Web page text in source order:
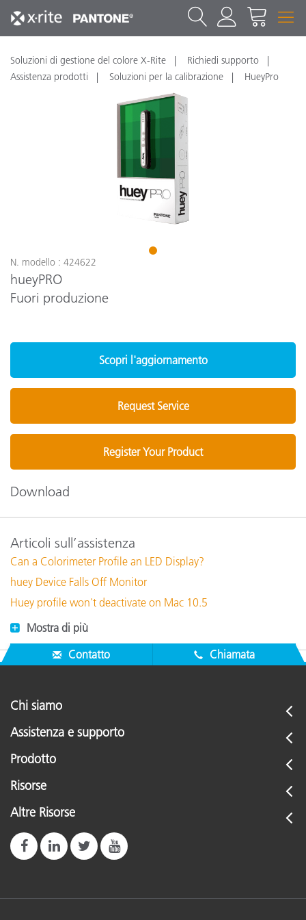
Soluzioni di gestione del colore X-Rite
Richiedi supporto
Assistenza prodotti
Soluzioni per la calibrazione HueyPro
1
N. modello : 424622
hueyPRO
Fuori produzione
Scopri l'aggiornamento
Request Service
Register Your Product
Download
Articoli sull’assistenza
Can a Colorimeter Profile an LED Display?
huey Device Falls Off Monitor
Huey profile won't deactivate on Mac 10.5
Mostra di più
Contatto
Chiamata
Chi siamo
Assistenza e supporto
Prodotto
Risorse
Altre Risorse